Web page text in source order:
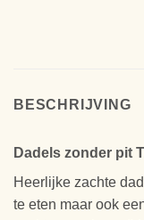
BESCHRIJVING
Dadels zonder pit
Heerlijke zachte
te eten maar ook